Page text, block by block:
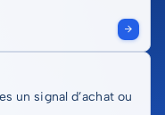
un signal d’achat ou